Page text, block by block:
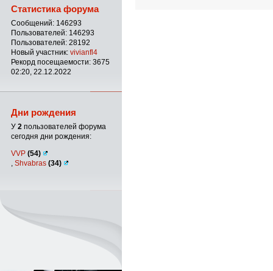
Статистика форума
Сообщений: 146293
Пользователей: 146293
Пользователей: 28192
Новый участник: vivianfl4
Рекорд посещаемости: 3675
02:20, 22.12.2022
Дни рождения
У 2 пользователей форума
сегодня дни рождения:
VVP (54)
Shvabras (34)